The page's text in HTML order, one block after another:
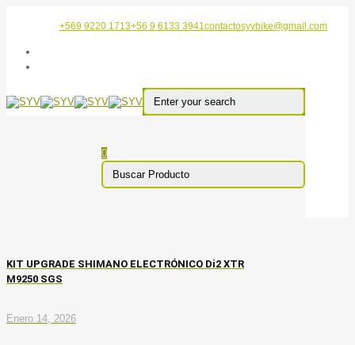
+569 9220 1713+56 9 6133 3941contactosyvbike@gmail.com
0
KIT UPGRADE SHIMANO ELECTRÓNICO Di2 XTR
M9250 SGS
Enero 14, 2026